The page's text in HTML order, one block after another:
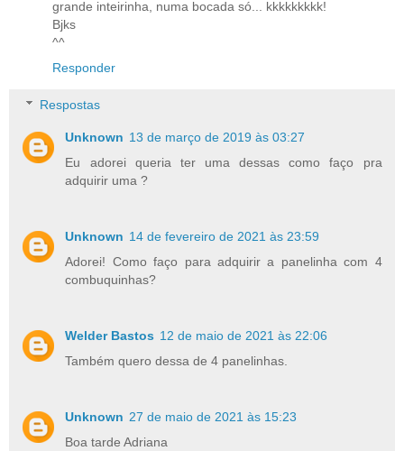
grande inteirinha, numa bocada só... kkkkkkkkk!
Bjks
^^
Responder
Respostas
Unknown 13 de março de 2019 às 03:27
Eu adorei queria ter uma dessas como faço pra
adquirir uma ?
Unknown 14 de fevereiro de 2021 às 23:59
Adorei! Como faço para adquirir a panelinha com 4
combuquinhas?
Welder Bastos 12 de maio de 2021 às 22:06
Também quero dessa de 4 panelinhas.
Unknown 27 de maio de 2021 às 15:23
Boa tarde Adriana